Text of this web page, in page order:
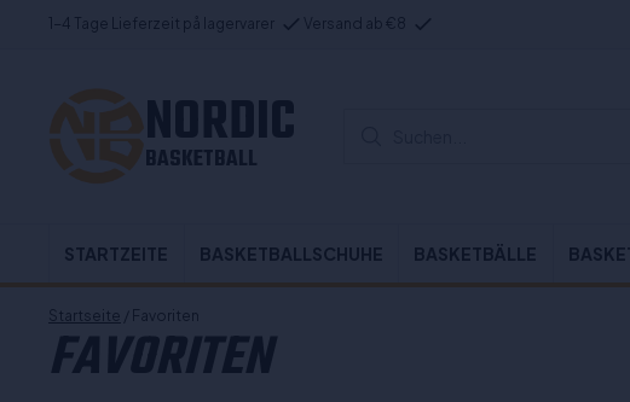
1-4 Tage Lieferzeit på lagervarer Versand ab €8
NORDIC
BASKETBALL
STARTZEITE BASKETBALLSCHUHE BASKETBÄLLE
Startseite / Favoriten
FAVORITEN